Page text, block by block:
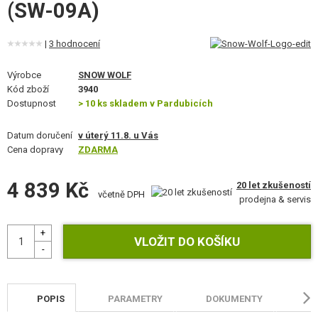
POŠKOZENÉ, POUŽITÉ ZBOŽÍ
SLEVY, AKCE
(SW-09A)
| 3 hodnocení
Výrobce
SNOW WOLF
Kód zboží
3940
Dostupnost
> 10 ks skladem v Pardubicích
Datum doručení v úterý 11.8. u Vás
Cena dopravy
ZDARMA
4 839 Kč včetně DPH
20 let zkušeností
prodejna & servis
POPIS PARAMETRY DOKUMENTY